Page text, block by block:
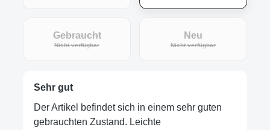
Gebraucht
Nicht verfügbar(Diese Option ist zurzeit nicht verfügbar.)
Neu
Nicht verfügbar(Diese Option ist
Sehr gut
Der Artikel befindet sich in einem sehr guten
gebrauchten Zustand. Leichte